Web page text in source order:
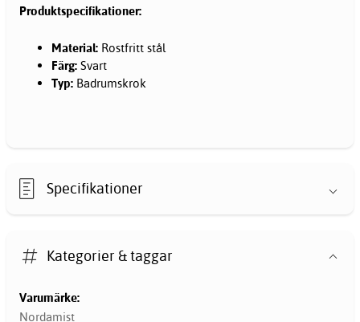
Produktspecifikationer:
Material: Rostfritt stål
Färg: Svart
Typ: Badrumskrok
Specifikationer
Kategorier & taggar
Varumärke:
Nordamist